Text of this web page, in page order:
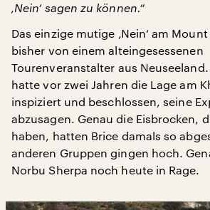
‚Nein‘ sagen zu können.“
Das einzige mutige ‚Nein‘ am
bisher von einem alteingesessenen
Tourenveranstalter aus Neuseeland.
hatte vor zwei Jahren die Lage am
inspiziert und beschlossen, seine
abzusagen. Genau die Eisbrocken,
haben, hatten Brice damals so
anderen Gruppen gingen hoch.
Norbu Sherpa noch heute in Rage.